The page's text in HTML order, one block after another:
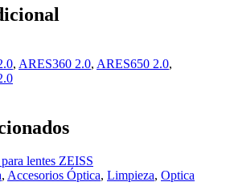
, ARES360 2.0, ARES650 2.0,
, Accesorios Óptica, Limpieza, Optica